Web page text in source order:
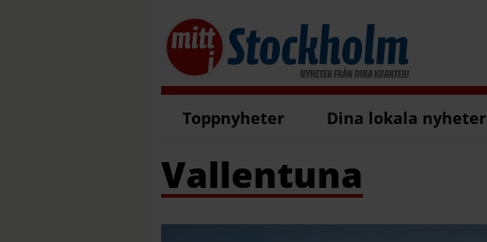
Toppnyheter Dina lokala nyheter
Vallentuna